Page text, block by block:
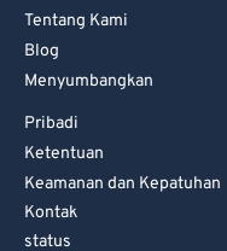
Tentang Kami
Blog
Menyumbangkan
Pribadi
Ketentuan
Keamanan dan Kepatuhan
Kontak
status